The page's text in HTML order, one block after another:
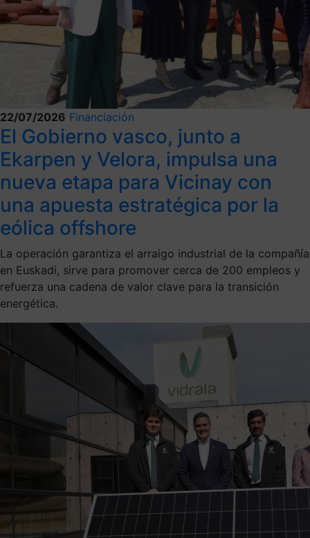
22/07/2026 Financiación
El Gobierno vasco, junto a
Ekarpen y Velora, impulsa una
nueva etapa para Vicinay con
una apuesta estratégica por la
eólica offshore
La operación garantiza el arraigo industrial de la compañía
en Euskadi, sirve para promover cerca de 200 empleos y
refuerza una cadena de valor clave para la transición
energética.